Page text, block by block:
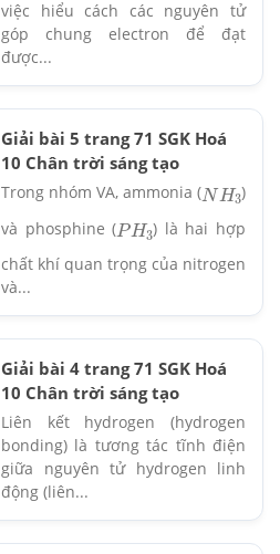
việc hiểu cách các nguyên tử
góp chung electron để đạt
được...
Giải bài 5 trang 71 SGK Hoá
10 Chân trời sáng tạo
Trong nhóm VA, ammonia (NH3)
và phosphine (PH3) là hai hợp
chất khí quan trọng của nitrogen
và...
Giải bài 4 trang 71 SGK Hoá
10 Chân trời sáng tạo
Liên kết hydrogen (hydrogen
bonding) là tương tác tĩnh điện
giữa nguyên tử hydrogen linh
động (liên...